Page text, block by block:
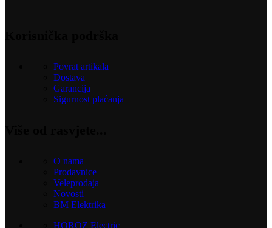
Povrat artikala
Dostava
Garancija
Sigurnost plaćanja
O nama
Prodavnice
Veleprodaja
Novosti
BM Elektrika
HOROZ Electric